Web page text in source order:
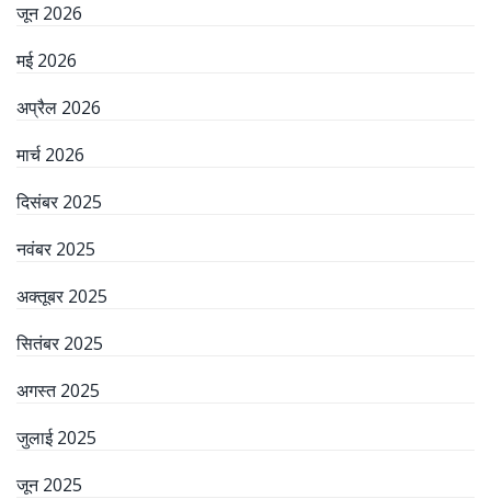
जून 2026
मई 2026
अप्रैल 2026
मार्च 2026
दिसंबर 2025
नवंबर 2025
अक्तूबर 2025
सितंबर 2025
अगस्त 2025
जुलाई 2025
जून 2025